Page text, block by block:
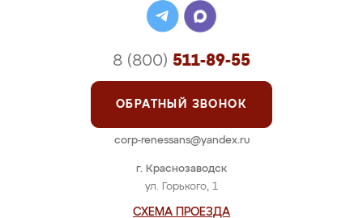
г. Краснозаводск
ул. Горького, 1
СХЕМА ПРОЕЗДА
8 (800) 511-89-55
ОБРАТНЫЙ ЗВОНОК
corp-renessans@yandex.ru